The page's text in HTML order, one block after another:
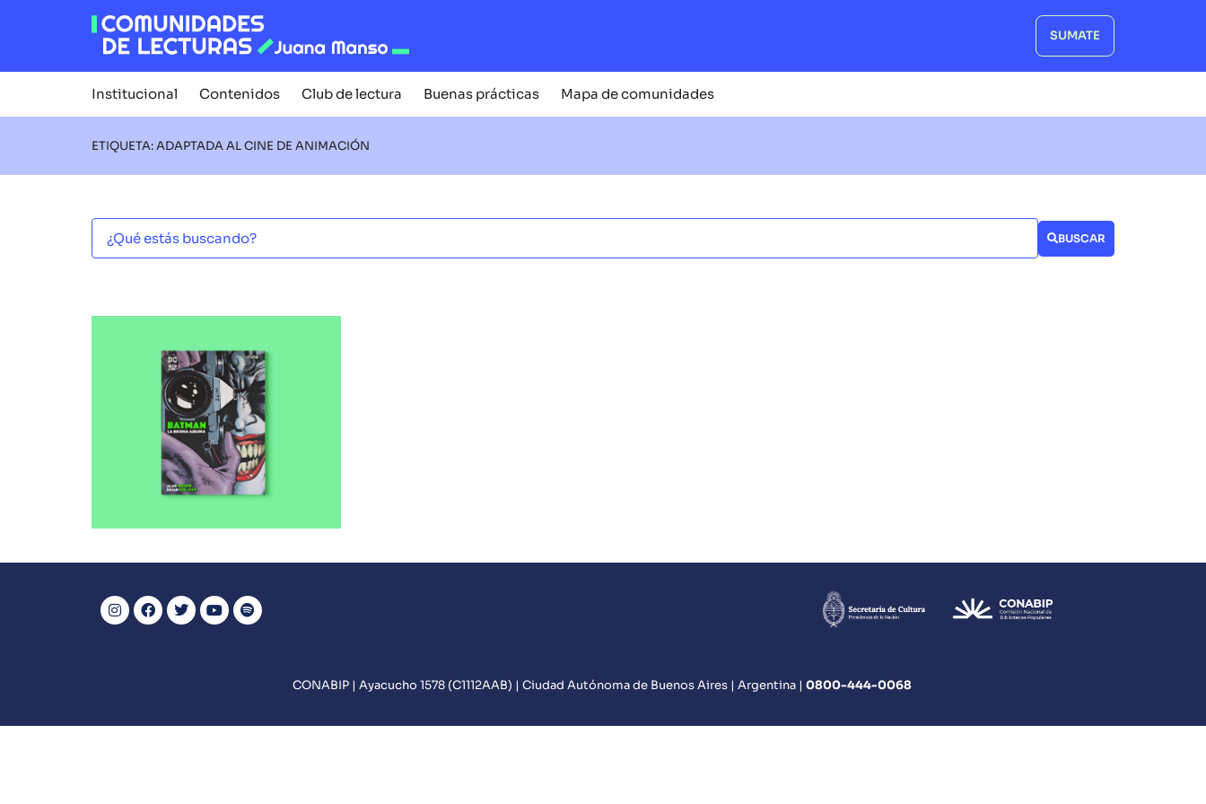
SUMATE
Institucional Contenidos Club de lectura Buenas prácticas Mapa de comunidades
ETIQUETA: ADAPTADA AL CINE DE ANIMACIÓN
BUSCAR
LIBROS ENVIADOS A LAS
COMUNIDADES
Batman - La broma
asesina
VER MÁS
CONABIP | Ayacucho 1578 (C1112AAB) | Ciudad Autónoma de Buenos Aires | Argentina | 0800-444-0068